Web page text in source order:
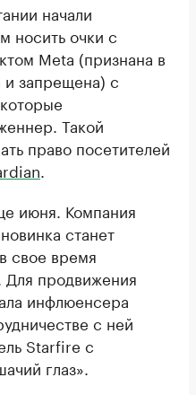
начали
носить очки с
Meta (признана в
и запрещена) с
Такой
право посетителей
июня. Компания
станет
свое время
продвижения
инфлюенсера
с ней
Starfire с
глаз».